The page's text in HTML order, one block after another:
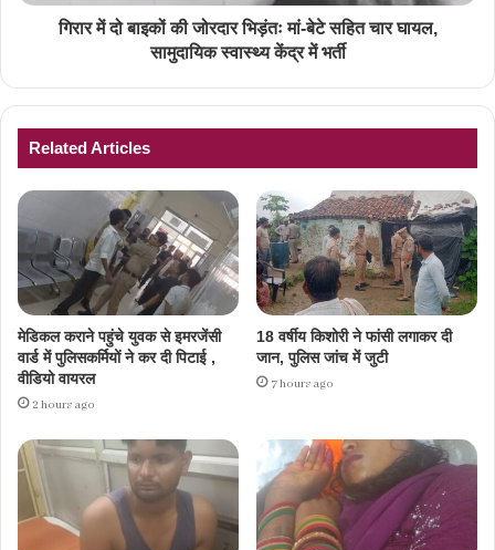
गिरार में दो बाइकों की जोरदार भिड़ंतः मां-बेटे सहित चार घायल,
सामुदायिक स्वास्थ्य केंद्र में भर्ती
Related Articles
मेडिकल कराने पहुंचे युवक से इमरजेंसी
वार्ड में पुलिसकर्मियों ने कर दी पिटाई ,
वीडियो वायरल
2 hours ago
18 वर्षीय किशोरी ने फांसी लगाकर दी
जान, पुलिस जांच में जुटी
7 hours ago